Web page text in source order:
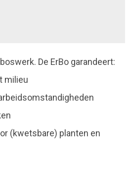
De ErBo garandeert:
milieu
(kwetsbare) planten en